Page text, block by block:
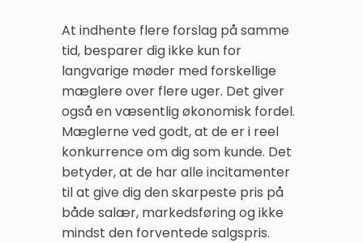
At indhente flere forslag på samme
tid, besparer dig ikke kun for
langvarige møder med forskellige
mæglere over flere uger. Det giver
også en væsentlig økonomisk fordel.
Mæglerne ved godt, at de er i reel
konkurrence om dig som kunde. Det
betyder, at de har alle incitamenter
til at give dig den skarpeste pris på
både salær, markedsføring og ikke
mindst den forventede salgspris.